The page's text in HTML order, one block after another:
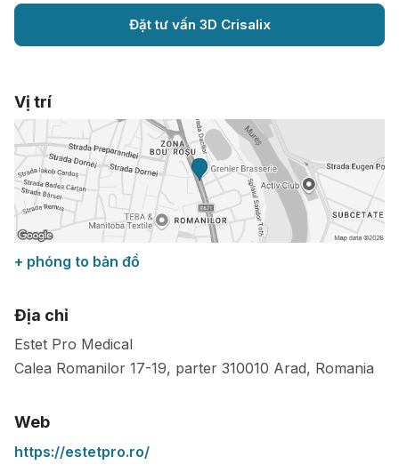
Đặt tư vấn 3D Crisalix
Vị trí
+ phóng to bản đồ
Địa chỉ
Estet Pro Medical
Calea Romanilor 17-19, parter 310010 Arad, Romania
Web
https://estetpro.ro/